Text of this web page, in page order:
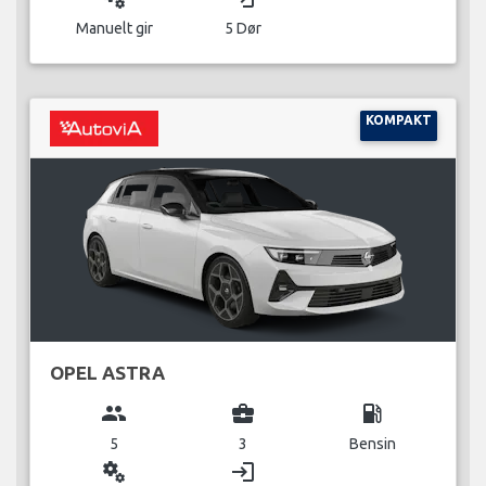
Manuelt gir 5 Dør
KOMPAKT
OPEL ASTRA
group
5
business_center
3
local_gas_station
Bensin
miscellaneous_services login